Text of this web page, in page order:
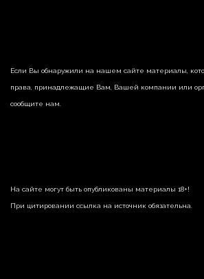
Если Вы обнаружили на нашем сайте материалы,
права, принадлежащие Вам, Вашей компании или
сообщите нам.
На сайте могут быть опубликованы материалы 18+!
При цитировании ссылка на источник обязательна.